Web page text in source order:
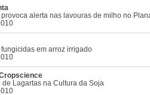
alerta nas lavouras de milho no
fungicidas em arroz irrigado
de Lagartas na Cultura da Soja